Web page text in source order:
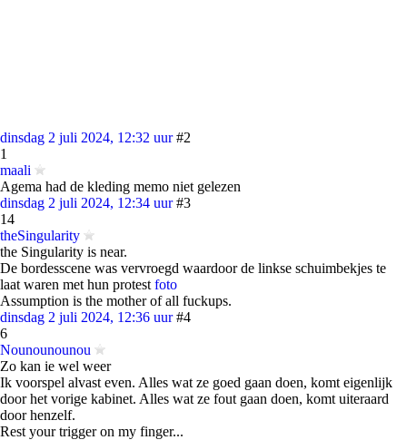
dinsdag 2 juli 2024, 12:32 uur #2
1
maali
Agema had de kleding memo niet gelezen
dinsdag 2 juli 2024, 12:34 uur #3
14
theSingularity
the Singularity is near.
De bordesscene was vervroegd waardoor de linkse schuimbekjes te
laat waren met hun protest foto
Assumption is the mother of all fuckups.
dinsdag 2 juli 2024, 12:36 uur #4
6
Nounounounou
Zo kan ie wel weer
Ik voorspel alvast even. Alles wat ze goed gaan doen, komt eigenlijk
door het vorige kabinet. Alles wat ze fout gaan doen, komt uiteraard
door henzelf.
Rest your trigger on my finger...